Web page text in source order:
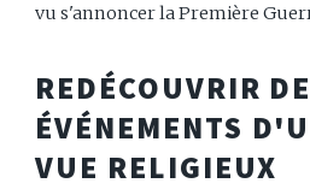
vu s'annoncer la Première
REDÉCOUVRIR
ÉVÉNEMENTS
VUE RELIGIEUX